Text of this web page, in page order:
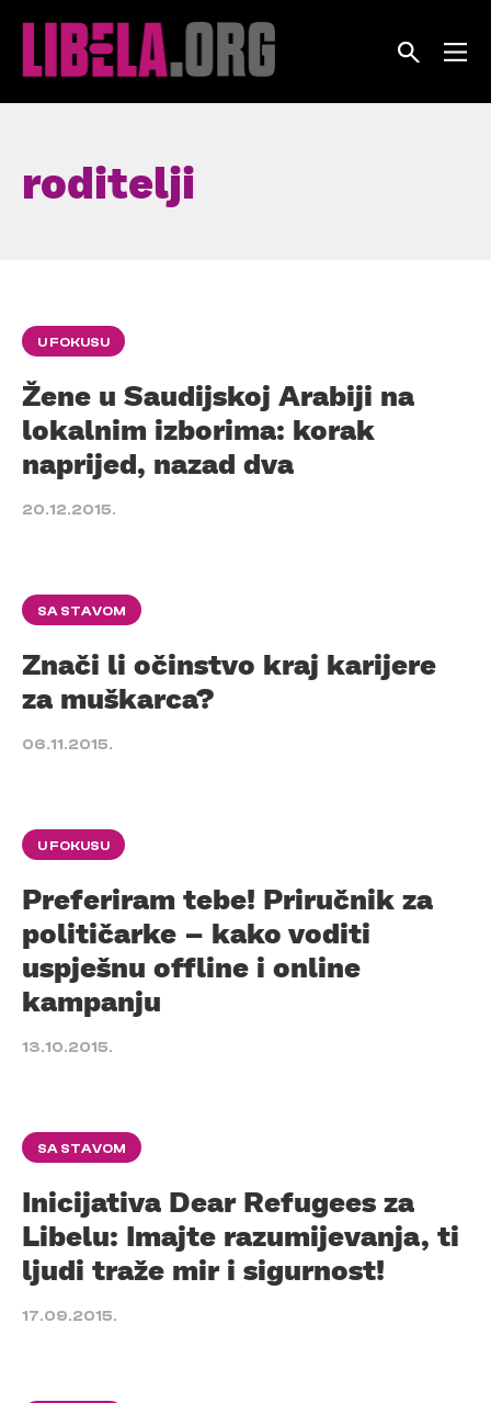
roditelji
U FOKUSU
Žene u Saudijskoj Arabiji na
lokalnim izborima: korak
naprijed, nazad dva
20.12.2015.
SA STAVOM
Znači li očinstvo kraj karijere
za muškarca?
06.11.2015.
U FOKUSU
Preferiram tebe! Priručnik za
političarke – kako voditi
uspješnu offline i online
kampanju
13.10.2015.
SA STAVOM
Inicijativa Dear Refugees za
Libelu: Imajte razumijevanja, ti
ljudi traže mir i sigurnost!
17.09.2015.